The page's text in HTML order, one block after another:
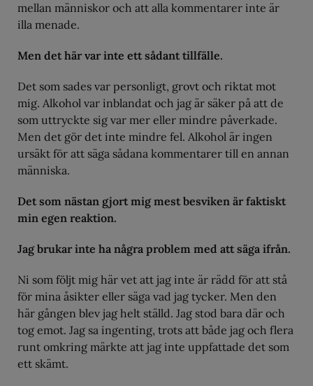
mellan människor och att alla kommentarer inte är
illa menade.
Men det här var inte ett sådant tillfälle.
Det som sades var personligt, grovt och riktat mot
mig. Alkohol var inblandat och jag är säker på att de
som uttryckte sig var mer eller mindre påverkade.
Men det gör det inte mindre fel. Alkohol är ingen
ursäkt för att säga sådana kommentarer till en annan
människa.
Det som nästan gjort mig mest besviken är faktiskt
min egen reaktion.
Jag brukar inte ha några problem med att säga ifrån.
Ni som följt mig här vet att jag inte är rädd för att stå
för mina åsikter eller säga vad jag tycker. Men den
här gången blev jag helt ställd. Jag stod bara där och
tog emot. Jag sa ingenting, trots att både jag och flera
runt omkring märkte att jag inte uppfattade det som
ett skämt.